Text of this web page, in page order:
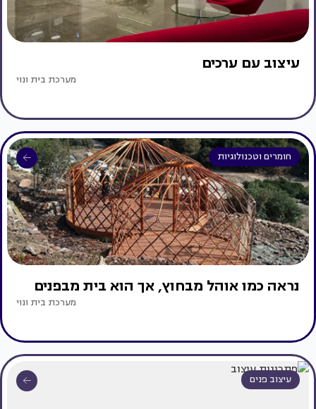
עיצוב עם ערכים
מערכת בית ונוי
חומרים וטכנולוגיות
נראה כמו אוהל מבחוץ, אך הוא בית מבפנים
מערכת בית ונוי
עיצוב פנים